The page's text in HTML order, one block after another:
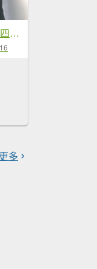
2021/05.13-16蘭嶼四日行
多